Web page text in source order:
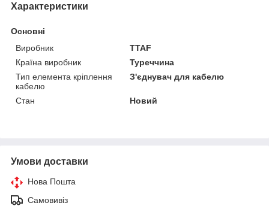
Характеристики
Основні
Виробник
TTAF
Країна виробник
Туреччина
Тип елемента кріплення
кабелю
З'єднувач для кабелю
Стан Новий
Умови доставки
Нова Пошта
Самовивіз